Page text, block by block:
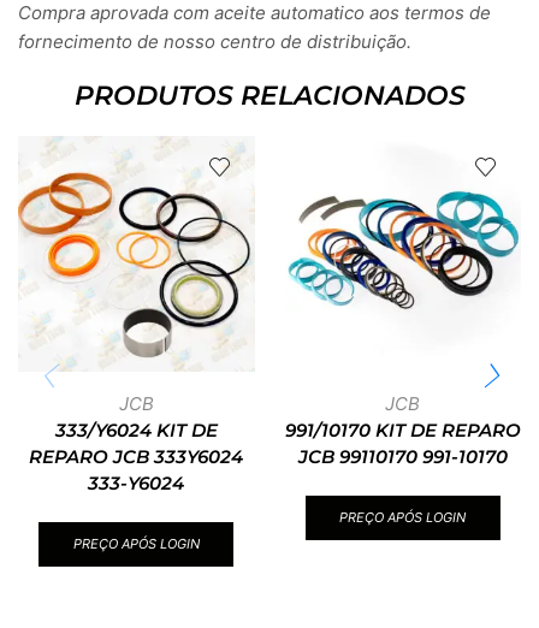
Compra aprovada com aceite automatico aos termos de
fornecimento de nosso centro de distribuição.
PRODUTOS RELACIONADOS
JCB
333/Y6024 KIT DE
REPARO JCB 333Y6024
333-Y6024
PREÇO APÓS LOGIN
JCB
991/10170 KIT DE REPARO
JCB 99110170 991-10170
PREÇO APÓS LOGIN